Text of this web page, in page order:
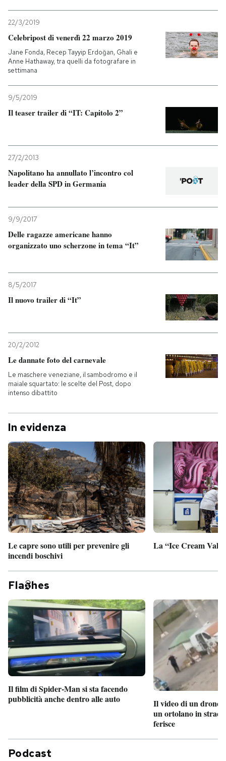
22/3/2019
Celebripost di venerdì 22 marzo 2019
Jane Fonda, Recep Tayyip Erdoğan, Ghali e
Anne Hathaway, tra quelli da fotografare in
settimana
9/5/2019
Il teaser trailer di “IT: Capitolo 2”
27/2/2013
Napolitano ha annullato l’incontro col
leader della SPD in Germania
9/9/2017
Delle ragazze americane hanno
organizzato uno scherzone in tema “It”
8/5/2017
Il nuovo trailer di “It”
20/2/2012
Le dannate foto del carnevale
Le maschere veneziane, il sambodromo e il
maiale squartato: le scelte del Post, dopo
intenso dibattito
In evidenza
Le capre sono utili per prevenire gli
incendi boschivi
La “Ice Cream
Fla hes
Il film di Spider-Man si sta facendo
pubblicità anche dentro alle auto
Il video di un drone
un ortolano in
ferisce
Podcast